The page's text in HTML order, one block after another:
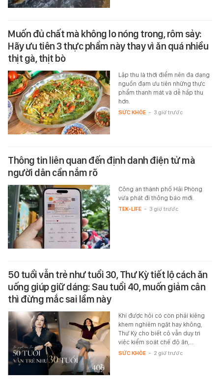
Muốn đủ chất mà không lo nóng trong, rôm sảy:
Hãy ưu tiên 3 thực phẩm này thay vì ăn quá nhiều
thịt gà, thịt bò
Lập thu là thời điểm nên đa dạng
nguồn đạm ưu tiên những thực
phẩm thanh mát và dễ hấp thu
hơn.
SỨC KHỎE - 3 giờ trước
Thông tin liên quan đến định danh điện tử mà
người dân cần nắm rõ
Công an thành phố Hải Phòng
vừa phát đi thông báo mới.
TEK-LIFE - 3 giờ trước
50 tuổi vẫn trẻ như tuổi 30, Thư Kỳ tiết lộ cách ăn
uống giúp giữ dáng: Sau tuổi 40, muốn giảm cân
thì đừng mắc sai lầm này
Khi được hỏi có còn phải kiêng
khem nghiêm ngặt hay không,
Thư Kỳ cho biết cô vẫn duy trì
việc kiểm soát chế độ ăn,…
SỨC KHỎE - 2 giờ trước